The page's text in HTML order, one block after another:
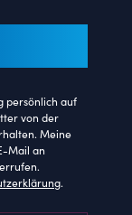
persönlich auf
von der
Meine
Mail an
.